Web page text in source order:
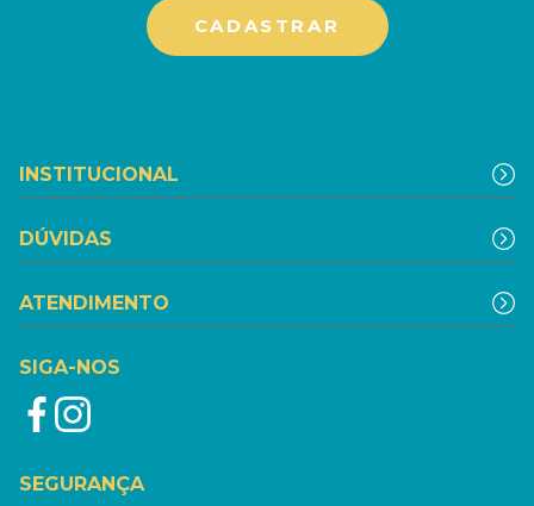
INSTITUCIONAL
DÚVIDAS
ATENDIMENTO
SIGA-NOS
SEGURANÇA